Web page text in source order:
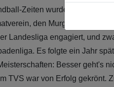
Zeiten wurden am
den Murgtal
Landesliga engagiert, und
Es folgte ein Jahr
Besser geht's
TVS war von Erfolg gekrönt.